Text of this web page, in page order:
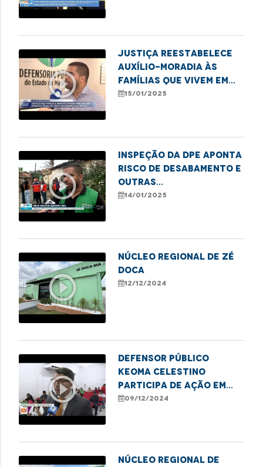
play_circle_outline
Justiça reestabelece
auxílio-moradia às
famílias que vivem em
áreas de risco em
15/01/2025
play_circle_outline
Inspeção da DPE aponta
risco de desabamento e
outras
irregularidades em
14/01/2025
play_circle_outline
NÚCLEO REGIONAL DE ZÉ
DOCA
12/12/2024
play_circle_outline
Defensor público
Keoma Celestino
participa de ação em
alusão ao Dia
Deficiência, em Caxias
09/12/2024
NÚCLEO REGIONAL DE